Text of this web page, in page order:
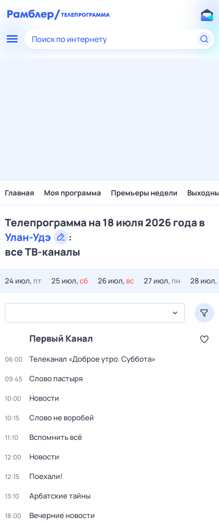
Поиск по интернету
Главная Моя программа Премьеры недели
Телепрограмма на 18 июля 2026 года в
Улан-Удэ
:
все ТВ-каналы
24 июл, пт 25 июл,сб 26 июл, вс 27 июл, пн 28 июл,
Первый Канал
06:00 Телеканал «Доброе утро. Суббота»
09:45 Слово пастыря
10:00 Новости
10:15 Слово не воробей
11:10 Вспомнить всё
12:00 Новости
12:15 Поехали!
13:10 Арбатские тайны
18:00 Вечерние новости